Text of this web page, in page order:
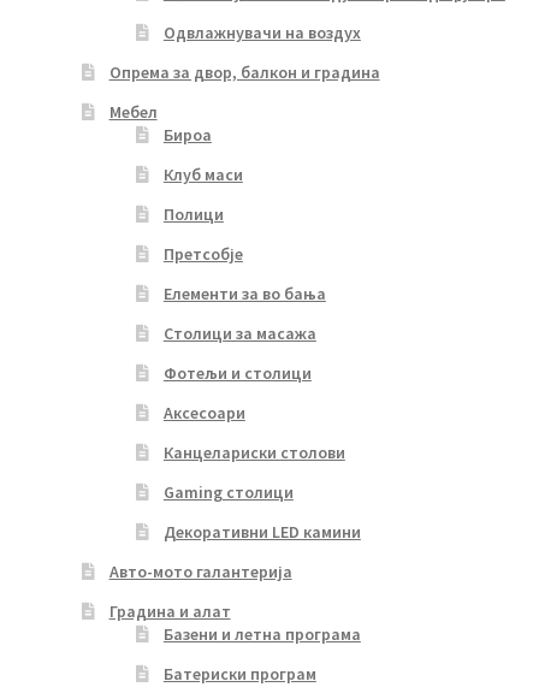
Одвлажнувачи на воздух
Опрема за двор, балкон и градина
Мебел
Бироа
Клуб маси
Полици
Претсобје
Елементи за во бања
Столици за масажа
Фотељи и столици
Аксесоари
Канцелариски столови
Gaming столици
Декоративни LED камини
Авто-мото галантерија
Градина и алат
Базени и летна програма
Батериски програм